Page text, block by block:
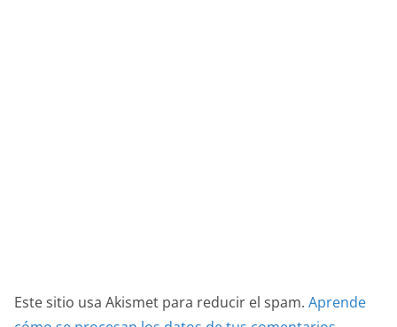
Este sitio usa Akismet para reducir el spam. Aprende